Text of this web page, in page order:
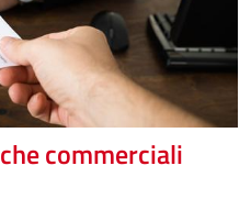
commerciali